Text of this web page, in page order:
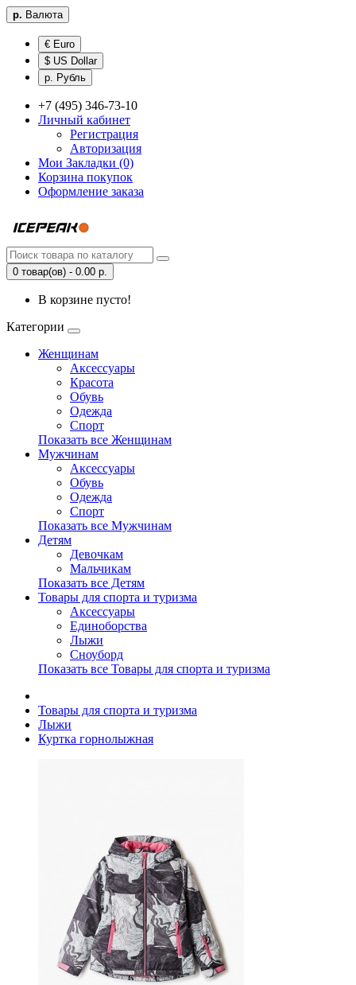
р. Валюта
€ Euro
$ US Dollar
р. Рубль
+7 (495) 346-73-10
Личный кабинет
Регистрация
Авторизация
Мои Закладки (0)
Корзина покупок
Оформление заказа
0 товар(ов) - 0.00 р.
В корзине пусто!
Категории
Женщинам
Аксессуары
Красота
Обувь
Одежда
Спорт
Показать все Женщинам
Мужчинам
Аксессуары
Обувь
Одежда
Спорт
Показать все Мужчинам
Детям
Девочкам
Мальчикам
Показать все Детям
Товары для спорта и туризма
Аксессуары
Единоборства
Лыжи
Сноуборд
Показать все Товары для спорта и туризма
Товары для спорта и туризма
Лыжи
Куртка горнолыжная